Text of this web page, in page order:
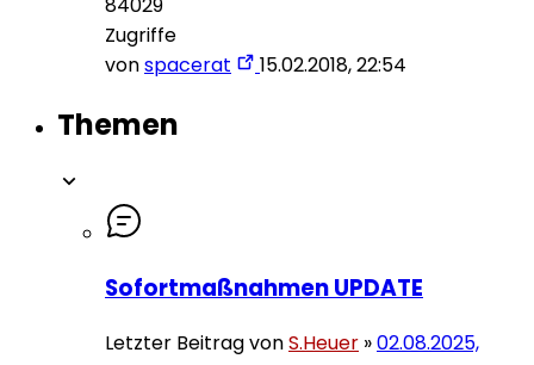
84029
Zugriffe
vonspacerat 15.02.2018, 22:54
Themen
Sofortmaßnahmen UPDATE
Letzter Beitrag vonS.Heuer »02.08.2025,